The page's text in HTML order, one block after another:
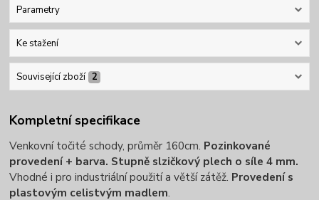
Parametry
Ke stažení
Související zboží 2
Kompletní specifikace
Venkovní točité schody, průměr 160cm. Pozinkované
provedení + barva. Stupně slzičkový plech o síle 4 mm.
Vhodné i pro industriální použití a větší zátěž. Provedení s
plastovým celistvým madlem.